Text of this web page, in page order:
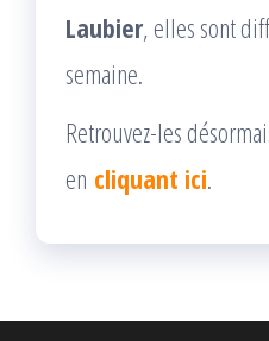
Laubier, elles sont
semaine.
Retrouvez-les
en cliquant ici.